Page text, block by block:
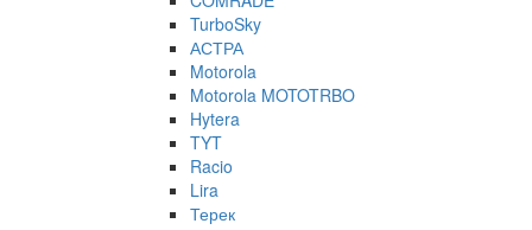
TurboSky
АСТРА
Motorola
Motorola MOTOTRBO
Hytera
TYT
Racio
Lira
Терек